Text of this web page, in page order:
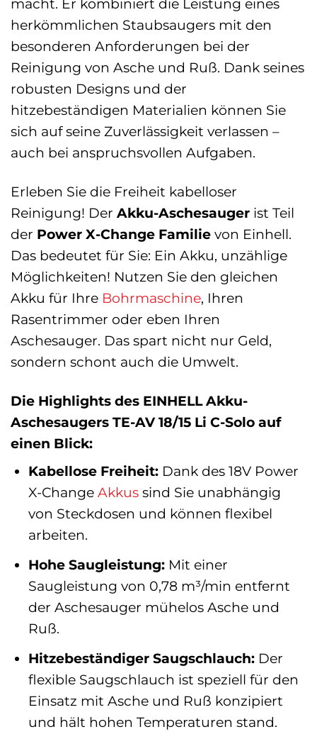
macht. Er kombiniert die Leistung eines
herkömmlichen Staubsaugers mit den
besonderen Anforderungen bei der
Reinigung von Asche und Ruß. Dank seines
robusten Designs und der
hitzebeständigen Materialien können Sie
sich auf seine Zuverlässigkeit verlassen –
auch bei anspruchsvollen Aufgaben.
Erleben Sie die Freiheit kabelloser
Reinigung! Der Akku-Aschesauger ist Teil
der Power X-Change Familie von Einhell.
Das bedeutet für Sie: Ein Akku, unzählige
Möglichkeiten! Nutzen Sie den gleichen
Akku für Ihre Bohrmaschine, Ihren
Rasentrimmer oder eben Ihren
Aschesauger. Das spart nicht nur Geld,
sondern schont auch die Umwelt.
Die Highlights des EINHELL Akku-
Aschesaugers TE-AV 18/15 Li C-Solo auf
einen Blick:
Kabellose Freiheit:Dank des 18V Power
X-Change Akkussind Sie unabhängig
von Steckdosen und können flexibel
arbeiten.
Hohe Saugleistung:Mit einer
Saugleistung von 0,78 m³/min entfernt
der Aschesauger mühelos Asche und
Ruß.
Hitzebeständiger Saugschlauch:Der
flexible Saugschlauch ist speziell für den
Einsatz mit Asche und Ruß konzipiert
und hält hohen Temperaturen stand.